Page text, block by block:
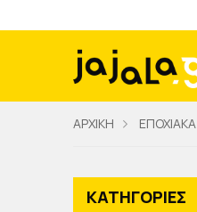
ΑΡΧΙΚΗ ΕΠΟΧΙΑΚΑ
ΚΑΤΗΓΟΡΙΕΣ